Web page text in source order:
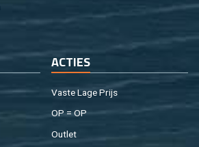
AC­TIES
Vaste Lage Prijs
OP = OP
Out­let